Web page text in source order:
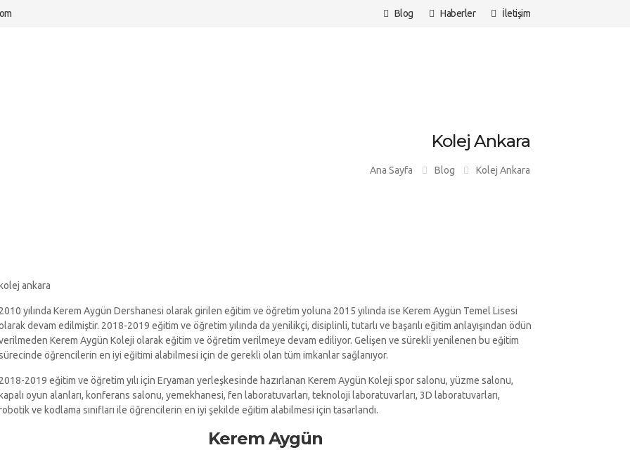
Blog Haberler İletişim
Kolej Ankara
Ana Sayfa Blog Kolej Ankara
kolej ankara
2010 yılında Kerem Aygün Dershanesi olarak girilen eğitim ve öğretim yoluna 2015 yılında ise Kerem Aygün Temel Lisesi
devam edilmiştir. 2018-2019 eğitim ve öğretim yılında da yenilikçi, disiplinli, tutarlı ve başarılı eğitim anlayışından ödün
Kerem Aygün Koleji olarak eğitim ve öğretim verilmeye devam ediliyor. Gelişen ve sürekli yenilenen bu eğitim
öğrencilerin en iyi eğitimi alabilmesi için de gerekli olan tüm imkanlar sağlanıyor.
2018-2019 eğitim ve öğretim yılı için Eryaman yerleşkesinde hazırlanan Kerem Aygün Koleji spor salonu, yüzme salonu,
kapalı oyun alanları, konferans salonu, yemekhanesi, fen laboratuvarları, teknoloji laboratuvarları, 3D laboratuvarları,
ve kodlama sınıfları ile öğrencilerin en iyi şekilde eğitim alabilmesi için tasarlandı.
Kerem Aygün